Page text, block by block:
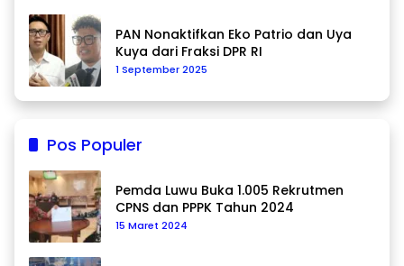
PAN Nonaktifkan Eko Patrio dan Uya
Kuya dari Fraksi DPR RI
1 September 2025
Pos Populer
Pemda Luwu Buka 1.005 Rekrutmen
CPNS dan PPPK Tahun 2024
15 Maret 2024